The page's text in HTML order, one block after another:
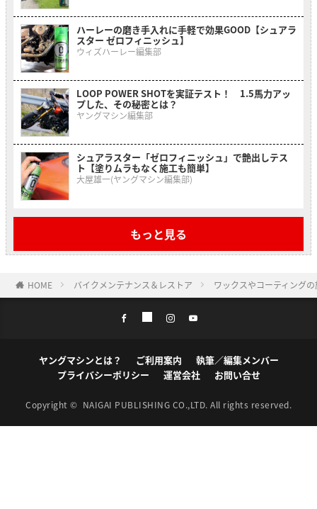
ハーレーの磨き手入れに手軽で効果GOOD【シュアラ
スター ゼロフィニッシュ】
ウィズハーレー編集部
LOOP POWER SHOTを実証テスト！ 1.5馬力アッ
プした、その秘密とは？
ヤングマシン編集部
シュアラスター「ゼロフィニッシュ」で艶出しテス
ト【塗りムラもなく施工も簡単】
大屋雄一(ヤングマシン編集部)
もっと見る
HOME バイクメンテナンス＆レストア ワックスやコーティング
ヤングマシンとは？ ご利用案内
執筆／編集メンバー
プライバシーポリシー
運営会社 お問い合せ
Copyright © NAIGAI PUBLISHING CO.,LTD. All rights reserved.